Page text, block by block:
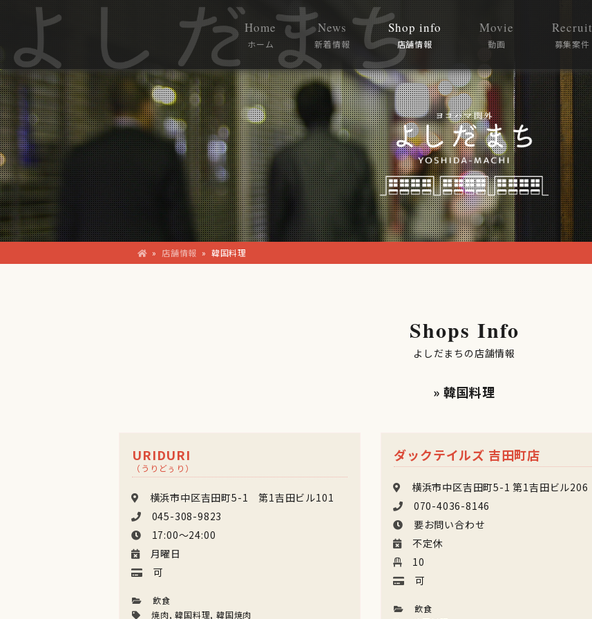
Home
ホーム
News
新着情報
Shop info
店舗情報
Movie
動画
Recruit
募集案件
» 店舗情報 » 韓国料理
Shops Info
よしだまちの店舗情報
» 韓国料理
URIDURI
（うりどぅり）
横浜市中区吉田町5-1 第1吉田ビル101
045-308-9823
17:00〜24:00
月曜日
可
飲食
焼肉,韓国料理,韓国焼肉
ダックテイルズ 吉田町店
横浜市中区吉田町5-1 第1吉田ビル206
070-4036-8146
要お問い合わせ
不定休
10
可
飲食